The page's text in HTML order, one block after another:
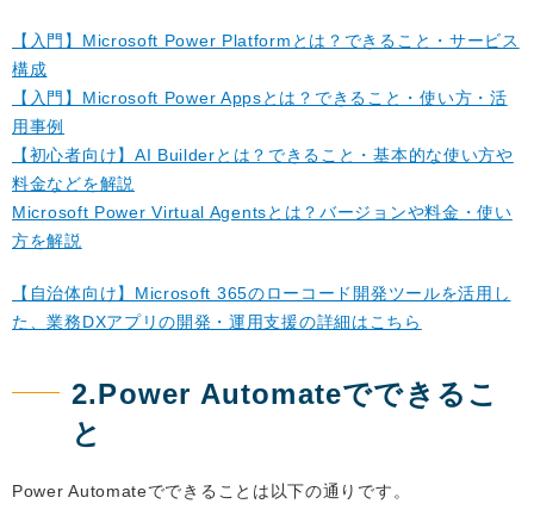
【入門】Microsoft Power Platformとは？できること・サービス
構成
【入門】Microsoft Power Appsとは？できること・使い方・活
用事例
【初心者向け】AI Builderとは？できること・基本的な使い方や
料金などを解説
Microsoft Power Virtual Agentsとは？バージョンや料金・使い
方を解説
【自治体向け】Microsoft 365のローコード開発ツールを活用し
た、業務DXアプリの開発・運用支援の詳細はこちら
2.Power Automateでできるこ
と
Power Automateでできることは以下の通りです。